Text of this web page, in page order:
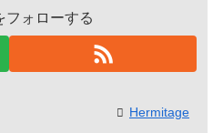
フォローする
Hermitage